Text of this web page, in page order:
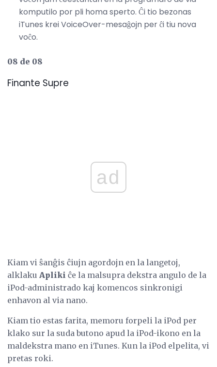
komputilo por pli homa sperto. Ĉi tio bezonas
iTunes krei VoiceOver-mesaĝojn per ĉi tiu nova
voĉo.
08 de 08
Finante Supre
ad
Kiam vi ŝanĝis ĉiujn agordojn en la langetoj,
alklaku Apliki ĉe la malsupra dekstra angulo de la
iPod-administrado kaj komencos sinkronigi
enhavon al via nano.
Kiam tio estas farita, memoru forpeli la iPod per
klako sur la suda butono apud la iPod-ikono en la
maldekstra mano en iTunes. Kun la iPod elpelita, vi
pretas roki.